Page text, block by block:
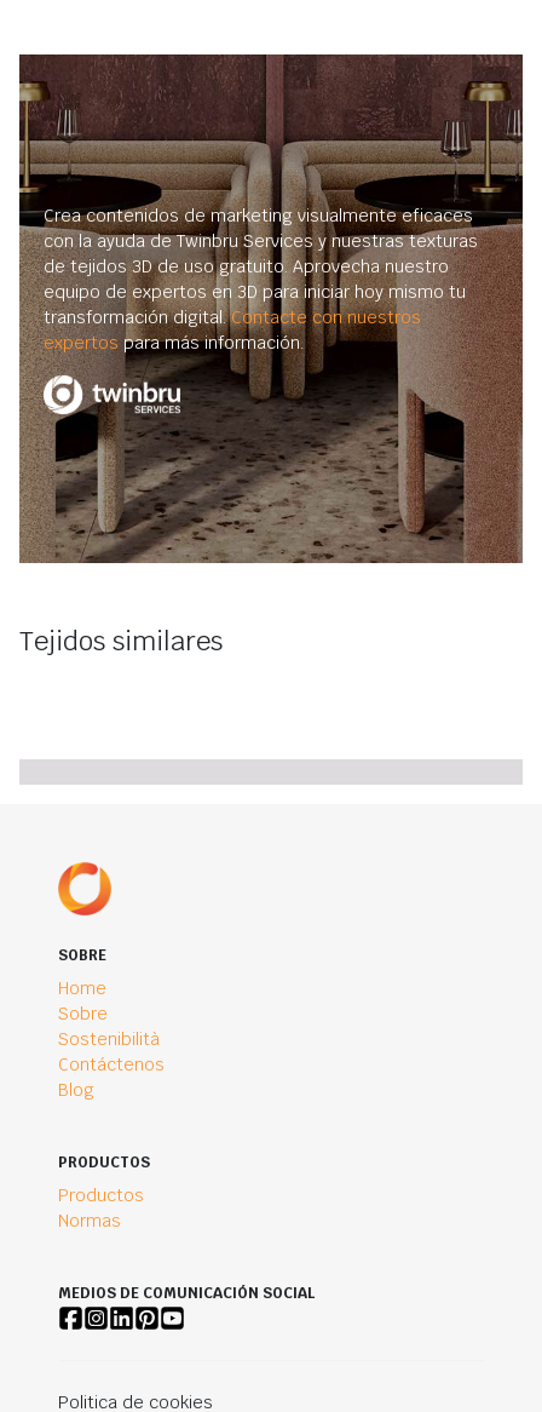
Crea contenidos de marketing visualmente eficaces
con la ayuda de Twinbru Services y nuestras texturas
de tejidos 3D de uso gratuito. Aprovecha nuestro
equipo de expertos en 3D para iniciar hoy mismo tu
transformación digital.Contacte con nuestros
expertos para más información.
Tejidos similares
SOBRE
Home
Sobre
Sostenibilità
Contáctenos
Blog
PRODUCTOS
Productos
Normas
MEDIOS DE COMUNICACIÓN SOCIAL
Politica de cookies